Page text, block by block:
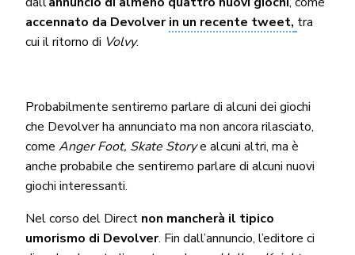
accennato da Devolverin un recente tweet, tra
cui il ritorno di Volvy.
Probabilmente sentiremo parlare di alcuni dei giochi
che Devolver ha annunciato ma non ancora rilasciato,
come Anger Foot, Skate Storye alcuni altri, ma è
anche probabile che sentiremo parlare di alcuni nuovi
giochi interessanti.
Nel corso del Direct non mancherà il tipico
umorismo di Devolver. Fin dall’annuncio, l’editore ci